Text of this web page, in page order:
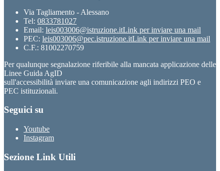
Via Tagliamento - Alessano
Tel: 0833781027
Email: leis003006@istruzione.itLink per inviare una mail
PEC: leis003006@pec.istruzione.itLink per inviare una mail
C.F.: 81002270759
Per qualunque segnalazione riferibile alla mancata applicazione delle
Linee Guida AgID
sull'accessibilità inviare una comunicazione agli indirizzi PEO e
PEC istituzionali.
Seguici su
Youtube
Instagram
Sezione Link Utili